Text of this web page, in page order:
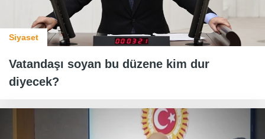
Siyaset
Vatandaşı soyan bu düzene kim dur
diyecek?